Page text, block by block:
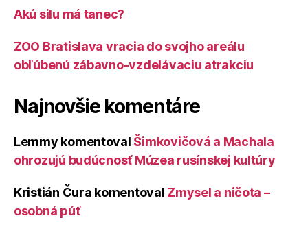
Akú silu má tanec?
ZOO Bratislava vracia do svojho areálu
obľúbenú zábavno-vzdelávaciu atrakciu
Najnovšie komentáre
Lemmy komentoval Šimkovičová a Machala
ohrozujú budúcnosť Múzea rusínskej kultúry
Kristián Čura komentoval Zmysel a ničota –
osobná púť